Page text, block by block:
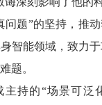
问题”的坚持，推
智能领域，致力
题。
主持的“场景可泛